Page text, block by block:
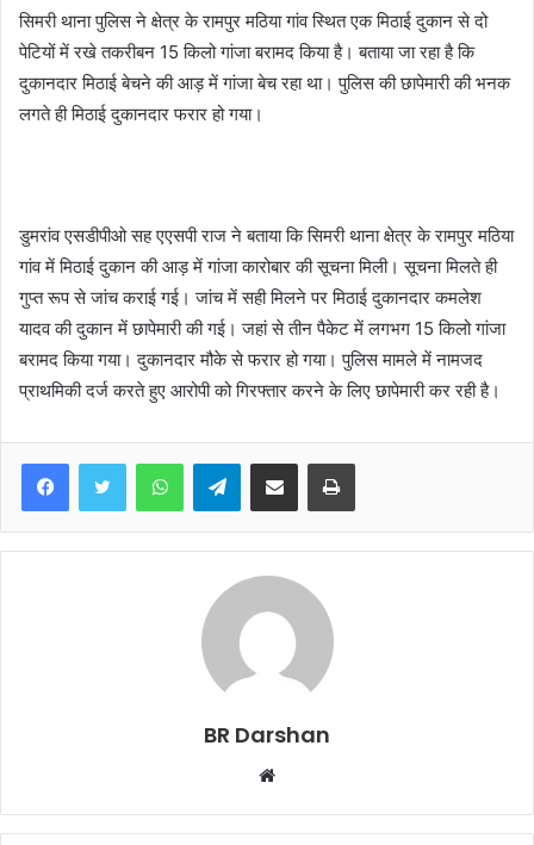
l
सिमरी थाना पुलिस ने क्षेत्र के रामपुर मठिया गांव स्थित एक मिठाई दुकान से दो
पेटियों में रखे तकरीबन 15 किलो गांजा बरामद किया है। बताया जा रहा है कि
दुकानदार मिठाई बेचने की आड़ में गांजा बेच रहा था। पुलिस की छापेमारी की भनक
लगते ही मिठाई दुकानदार फरार हो गया।
डुमरांव एसडीपीओ सह एएसपी राज ने बताया कि सिमरी थाना क्षेत्र के रामपुर मठिया
गांव में मिठाई दुकान की आड़ में गांजा कारोबार की सूचना मिली। सूचना मिलते ही
गुप्त रूप से जांच कराई गई। जांच में सही मिलने पर मिठाई दुकानदार कमलेश
यादव की दुकान में छापेमारी की गई। जहां से तीन पैकेट में लगभग 15 किलो गांजा
बरामद किया गया। दुकानदार मौके से फरार हो गया। पुलिस मामले में नामजद
प्राथमिकी दर्ज करते हुए आरोपी को गिरफ्तार करने के लिए छापेमारी कर रही है।
Telegram
BR Darshan
b